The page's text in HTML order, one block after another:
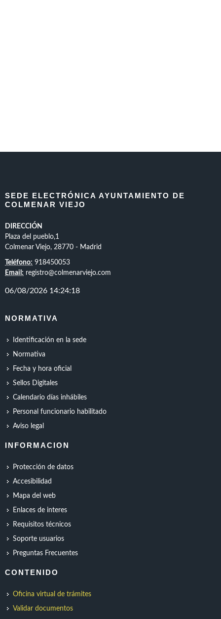
SEDE ELECTRÓNICA AYUNTAMIENTO DE
COLMENAR VIEJO
DIRECCIÓN
Plaza del pueblo,1
Colmenar Viejo, 28770 - Madrid
Teléfono: 918450053
Email: registro@colmenarviejo.com
NORMATIVA
Identificación en la sede
Normativa
Fecha y hora oficial
Sellos Digitales
Calendario días inhábiles
Personal funcionario habilitado
Aviso legal
INFORMACION
Protección de datos
Accesibilidad
Mapa del web
Enlaces de interes
Requisitos técnicos
Soporte usuarios
Preguntas Frecuentes
CONTENIDO
Oficina virtual de trámites
Validar documentos